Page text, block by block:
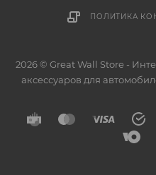
ПОЛИТИКА
2026 © Great Wall Store -
аксессуаров для